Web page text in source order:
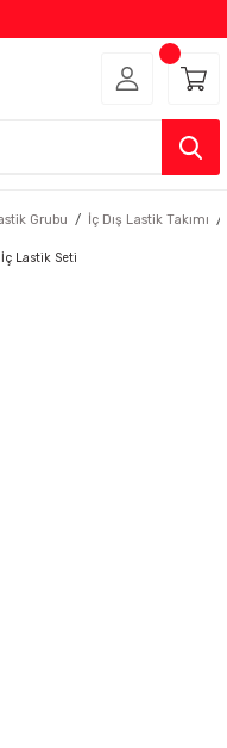
Grubu İç Dış Lastik Takımı